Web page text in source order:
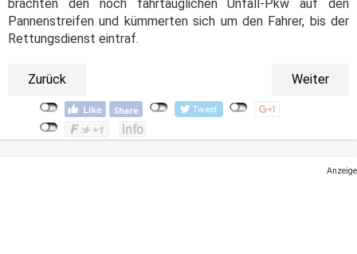
brachten den noch fahrtauglichen Unfall-Pkw auf den
Pannenstreifen und kümmerten sich um den Fahrer, bis der
Rettungsdienst eintraf.
Zurück Weiter
Anzeige